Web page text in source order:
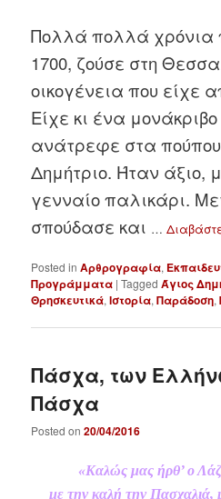
Πολλά πολλά χρόνια
1700, ζούσε στη
οικογένεια που είχε
Είχε κι ένα
ανάτρεφε στα
Δημήτριο. Ήταν άξιο,
γενναίο παλικάρι.
σπούδασε και …
Posted in Αρθρογραφία,
Προγράμματα |Tagged Άγιος
Θρησκευτικά,Ιστορία,Παράδοση,
Πάσχα, των
Πάσχα
Posted on20/04/2016
«Καλώς μας ήρθ’ ο
με την καλή την